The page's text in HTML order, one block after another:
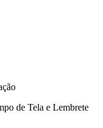
de Tela e Lembrete